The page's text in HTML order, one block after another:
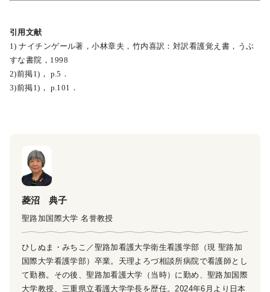
引用文献
1) ナイチンゲール著，小林章夫，竹内喜訳：対訳看護覚え書，うぶ
すな書院，1998
2)前掲1)， p.5．
3)前掲1)， p.101．
菱沼 典子
聖路加国際大学 名誉教授
ひしぬま・みちこ／聖路加看護大学衛生看護学部（現 聖路加
国際大学看護学部）卒業。天理よろづ相談所病院で看護師とし
て勤務。その後、聖路加看護大学（当時）に勤め、聖路加国際
大学教授、三重県立看護大学学長を歴任。2024年6月より日本